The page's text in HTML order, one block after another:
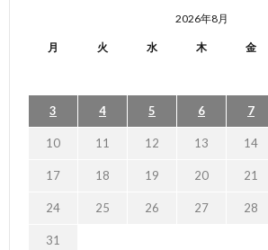
2026年8月
月 火 水 木 金
3 4 5 6 7
10 11 12 13 14
17 18 19 20 21
24 25 26 27 28
31